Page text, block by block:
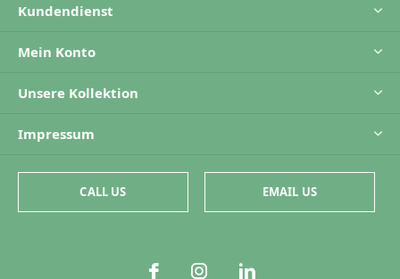
Kundendienst
Mein Konto
Unsere Kollektion
Impressum
CALL US EMAIL US